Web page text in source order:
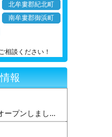
北牟婁郡紀北町
南牟婁郡御浜町
相談ください！
報
ープンしまし...